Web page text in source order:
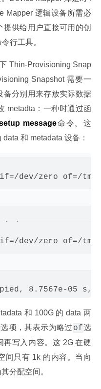
Mapper 逻辑设备所需必
供给用户直接可用的创
行工具。
Thin-Provisioning Snap
Snapshot 需要一
备分别用来存放实际数据
metadta：一种时通过函
message命令。这
和 metadata 设备：
dev/zero of=/tmp/
dev/zero of=/tmp/
和 100G 的 data 两
选项，其表示为略过 of选
再写入内容。这 2G 在硬
间只有 1k 的内容。当向
分配空间。